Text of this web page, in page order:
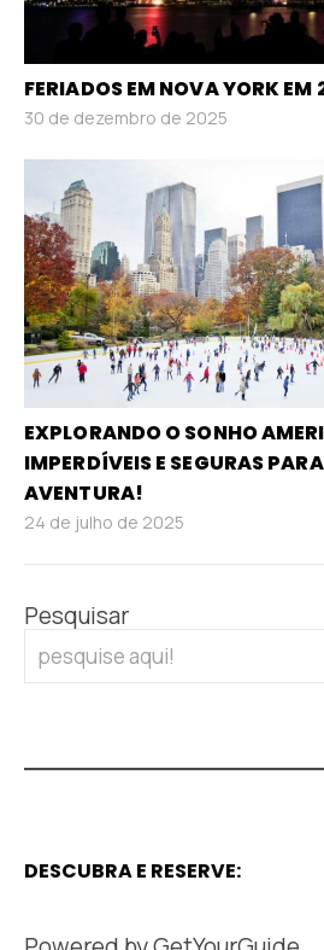
FERIADOS EM NOVA YORK EM
30 de dezembro de 2025
EXPLORANDO O SONHO
IMPERDÍVEIS E SEGURAS
AVENTURA!
24 de julho de 2025
Pesquisar
DESCUBRA E RESERVE: